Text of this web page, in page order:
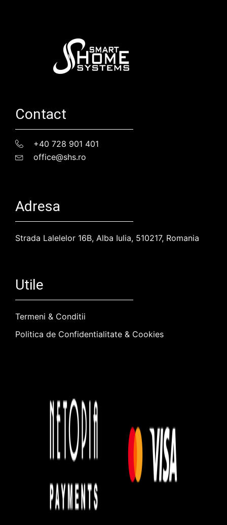
Contact
+40 728 901 401
office@shs.ro
Adresa
Strada Lalelelor 16B, Alba Iulia, 510217, Romania
Utile
Termeni & Conditii
Politica de Confidentialitate & Cookies